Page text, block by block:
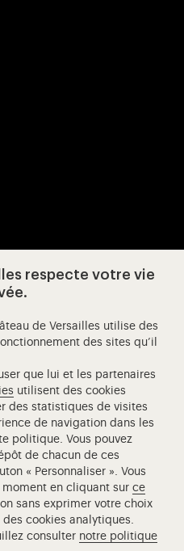
Facebook (ouverture
notre X (ouverture dans un
notre Instagram
Visitez notre YouTube
de Versailles
Versailles
Européenne
domaine de Versailles
respecte votre vie
de Versailles utilise des
des sites qu’il
que lui et les partenaires
utilisent des cookies
des statistiques de visites
de navigation dans les
politique. Vous pouvez
de chacun de ces
« Personnaliser ». Vous
moment en cliquant surce
sans exprimer votre choix
cookies analytiques.
consulter notre politique